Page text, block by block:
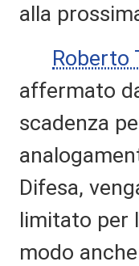
alla
Roberto
affermato
scadenza
Difesa,
limitato per
modo